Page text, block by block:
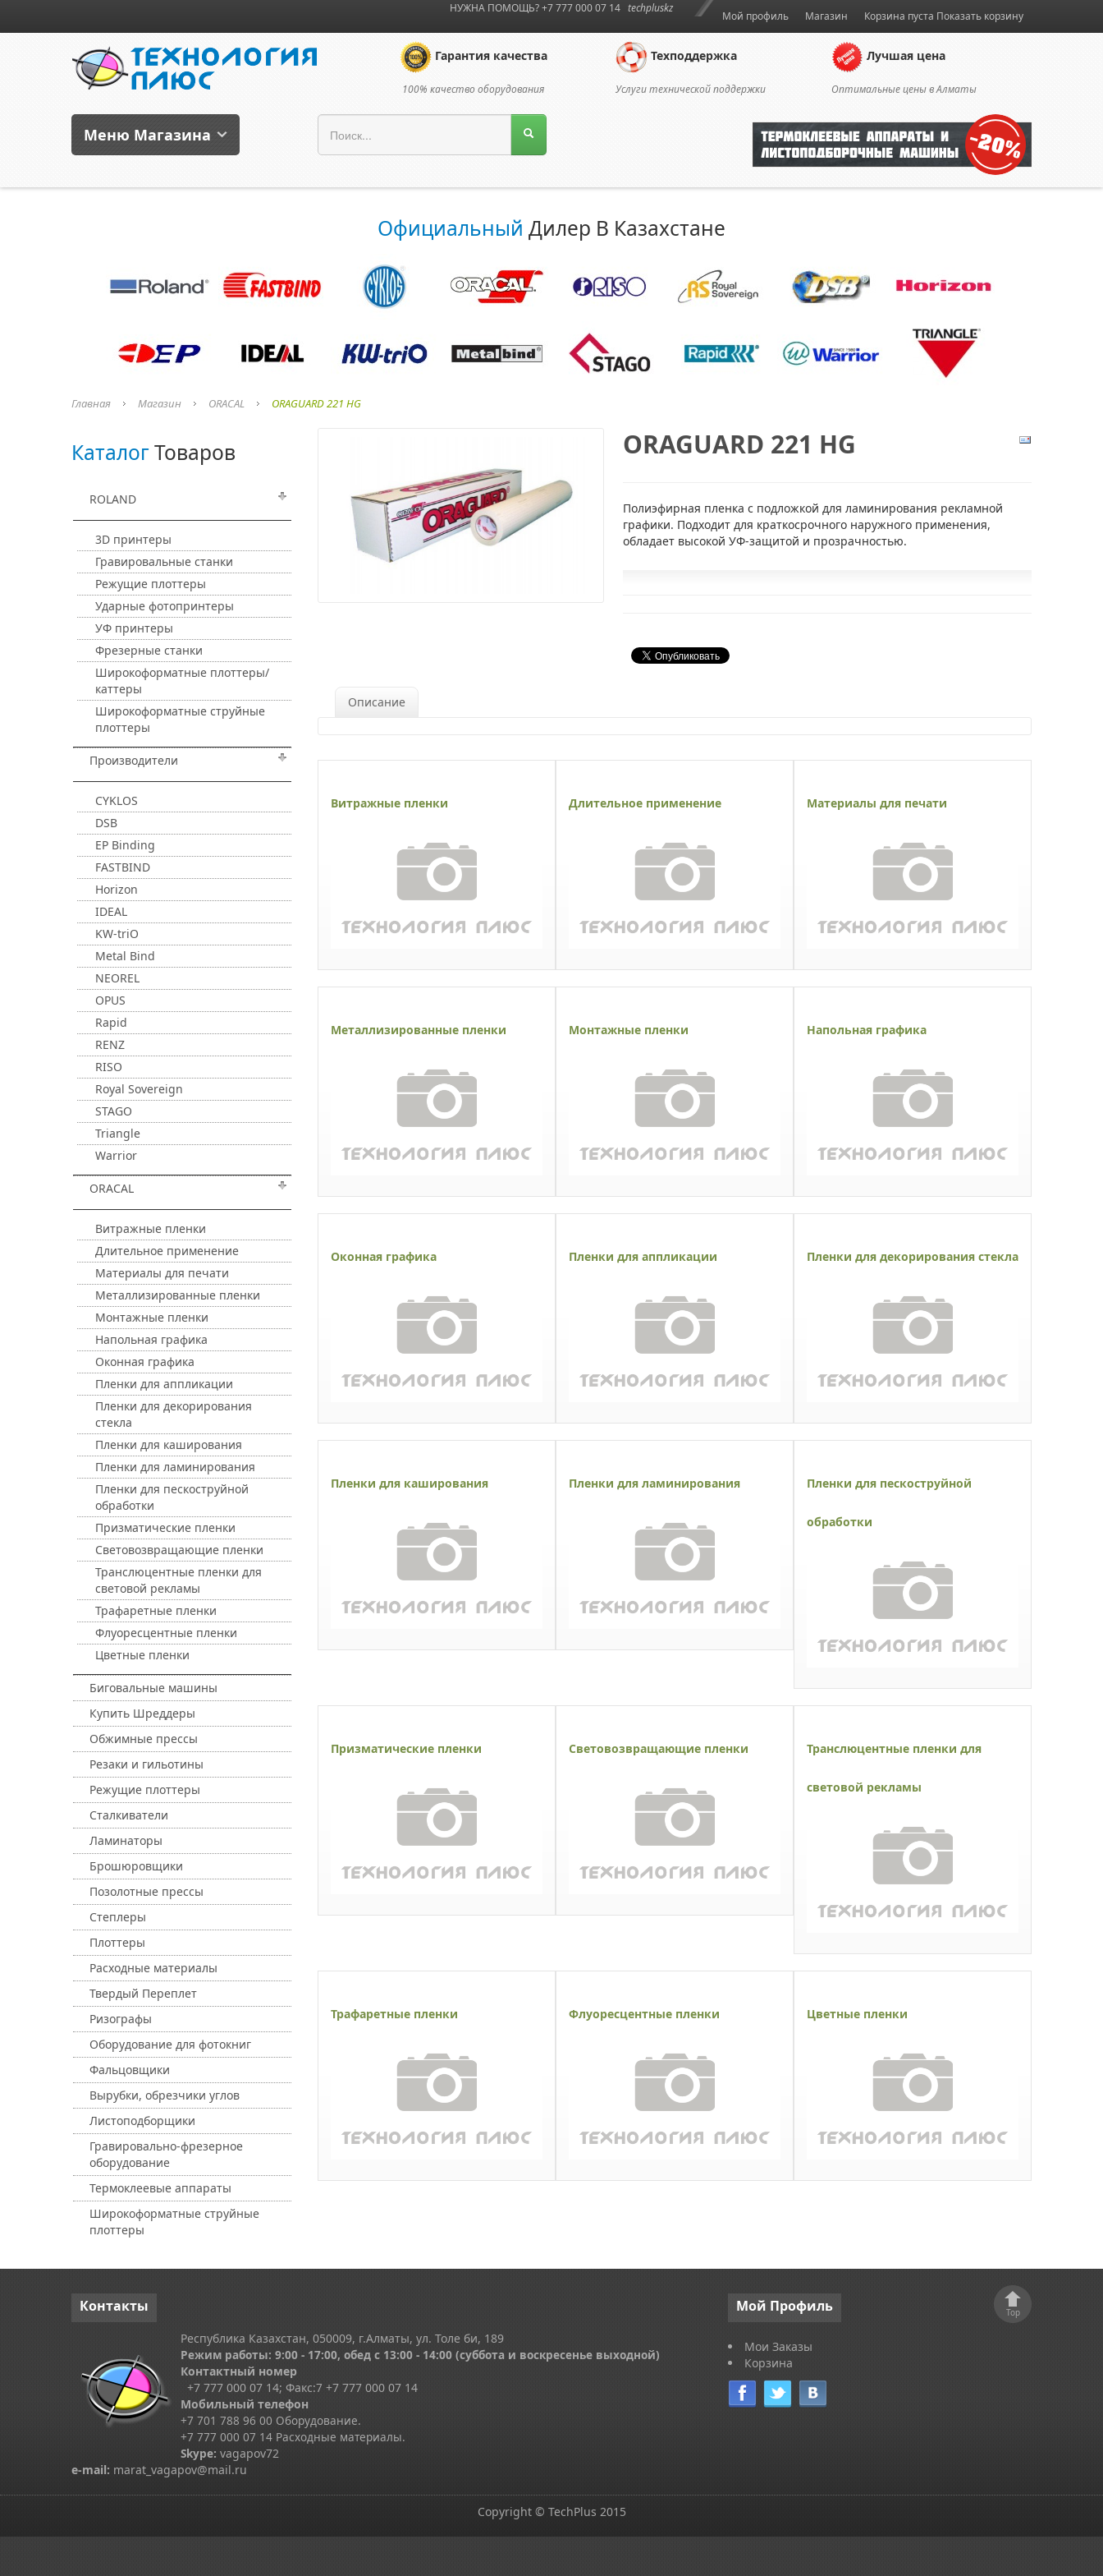
Корзина пуста Показать корзину
Мой профиль Магазин
НУЖНА ПОМОЩЬ? +7 777 000 07 14 techpluskz
Гарантия качества
100% качество оборудования
Техподдержка
Услуги технической поддержки
Лучшая цена
Оптимальные цены в Алматы
Меню Магазина
Официальный Дилер В Казахстане
Главная Магазин ORACAL ORAGUARD 221 HG
КаталогТоваров
ROLAND
3D принтеры
Гравировальные станки
Режущие плоттеры
Ударные фотопринтеры
УФ принтеры
Фрезерные станки
Широкоформатные плоттеры/
каттеры
Широкоформатные струйные
плоттеры
Производители
CYKLOS
DSB
EP Binding
FASTBIND
Horizon
IDEAL
KW-triO
Metal Bind
NEOREL
OPUS
Rapid
RENZ
RISO
Royal Sovereign
STAGO
Triangle
Warrior
ORACAL
Витражные пленки
Длительное применение
Материалы для печати
Металлизированные пленки
Монтажные пленки
Напольная графика
Оконная графика
Пленки для аппликации
Пленки для декорирования
стекла
Пленки для каширования
Пленки для ламинирования
Пленки для пескоструйной
обработки
Призматические пленки
Световозвращающие пленки
Транслюцентные пленки для
световой рекламы
Трафаретные пленки
Флуоресцентные пленки
Цветные пленки
Биговальные машины
Купить Шреддеры
Обжимные прессы
Резаки и гильотины
Режущие плоттеры
Сталкиватели
Ламинаторы
Брошюровщики
Позолотные прессы
Степлеры
Плоттеры
Расходные материалы
Твердый Переплет
Ризографы
Оборудование для фотокниг
Фальцовщики
Вырубки, обрезчики углов
Листоподборщики
Гравировально-фрезерное
оборудование
Термоклеевые аппараты
Широкоформатные струйные
плоттеры
ORAGUARD 221 HG
Полиэфирная пленка с подложкой для ламинирования рекламной
графики. Подходит для краткосрочного наружного применения,
обладает высокой УФ-защитой и прозрачностью.
Описание
Витражные пленки Длительное применение Материалы для печати
Металлизированные пленки Монтажные пленки Напольная графика
Оконная графика Пленки для аппликации Пленки для декорирования стекла
Пленки для каширования Пленки для ламинирования Пленки для пескоструйной
обработки
Призматические пленки Световозвращающие пленки Транслюцентные пленки для
световой рекламы
Трафаретные пленки Флуоресцентные пленки Цветные пленки
Контакты
Республика Казахстан, 050009, г.Алматы, ул. Толе би, 189
Режим работы: 9:00 - 17:00, обед с 13:00 - 14:00 (суббота и воскресенье выходной)
Контактный номер
+7 777 000 07 14; Факс:7 +7 777 000 07 14
Мобильный телефон
+7 701 788 96 00 Оборудование.
+7 777 000 07 14 Расходные материалы.
Skype: vagapov72
e-mail: marat_vagapov@mail.ru
Мой Профиль
Мои Заказы
Корзина
Top
Copyright © TechPlus 2015